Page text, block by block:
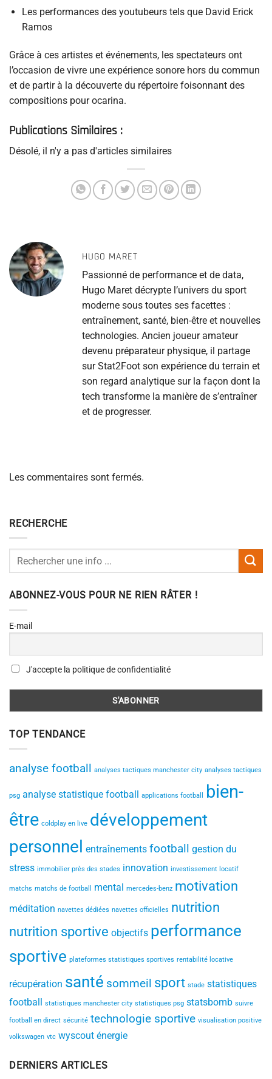
Les performances des youtubeurs tels que David Erick
Ramos
Grâce à ces artistes et événements, les spectateurs ont
l’occasion de vivre une expérience sonore hors du commun
et de partir à la découverte du répertoire foisonnant des
compositions pour ocarina.
Publications Similaires :
Désolé, il n'y a pas d'articles similaires
HUGO MARET
Passionné de performance et de data,
Hugo Maret décrypte l’univers du sport
moderne sous toutes ses facettes :
entraînement, santé, bien-être et nouvelles
technologies. Ancien joueur amateur
devenu préparateur physique, il partage
sur Stat2Foot son expérience du terrain et
son regard analytique sur la façon dont la
tech transforme la manière de s’entraîner
et de progresser.
Les commentaires sont fermés.
RECHERCHE
ABONNEZ-VOUS POUR NE RIEN RÂTER !
E-mail
J'accepte la politique de confidentialité
TOP TENDANCE
analyse football analyses tactiques manchester city analyses tactiques
psg analyse statistique football applications football
bien-
être coldplay en live développement
personnel
entraînements football gestion du
stress immobilier près des stades innovation investissement locatif
matchs matchs de football mental mercedes-benz motivation
méditation navettes dédiées navettes officielles nutrition
nutrition sportive objectifs performance
sportive plateformes statistiques sportives rentabilité locative
récupération santé sommeil sport stade statistiques
football
statistiques manchester city statistiques psg statsbomb suivre
football en direct sécurité technologie sportive visualisation positive
volkswagen vtc wyscout énergie
DERNIERS ARTICLES